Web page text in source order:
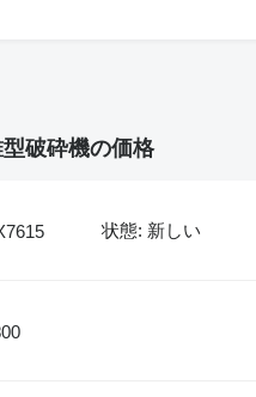
破砕機の価格
状態: 新しい